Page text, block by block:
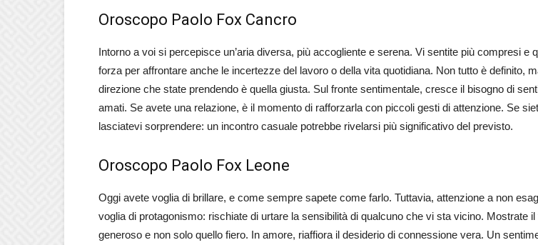
Oroscopo Paolo Fox Cancro
Intorno a voi si percepisce un’aria diversa, più accogliente e serena. Vi sentite più compresi e
forza per affrontare anche le incertezze del lavoro o della vita quotidiana. Non tutto è definito,
direzione che state prendendo è quella giusta. Sul fronte sentimentale, cresce il bisogno di
amati. Se avete una relazione, è il momento di rafforzarla con piccoli gesti di attenzione. Se
lasciatevi sorprendere: un incontro casuale potrebbe rivelarsi più significativo del previsto.
Oroscopo Paolo Fox Leone
Oggi avete voglia di brillare, e come sempre sapete come farlo. Tuttavia, attenzione a non
voglia di protagonismo: rischiate di urtare la sensibilità di qualcuno che vi sta vicino. Mostrate
generoso e non solo quello fiero. In amore, riaffiora il desiderio di connessione vera. Un